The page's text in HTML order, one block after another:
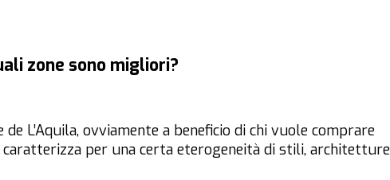
zone sono migliori?
de L’Aquila, ovviamente a beneficio di chi vuole comprare
caratterizza per una certa eterogeneità di stili, architetture